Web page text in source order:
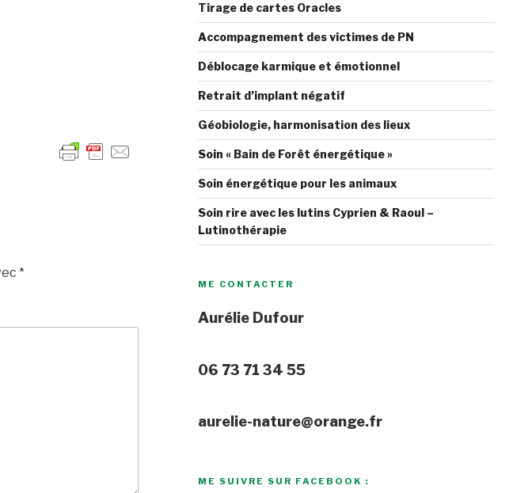
*
Tirage de cartes Oracles
Accompagnement des victimes de PN
Déblocage karmique et émotionnel
Retrait d’implant négatif
Géobiologie, harmonisation des lieux
Soin « Bain de Forêt énergétique »
Soin énergétique pour les animaux
Soin rire avec les lutins Cyprien & Raoul –
Lutinothérapie
ME CONTACTER
Aurélie Dufour
06 73 71 34 55
aurelie-nature@orange.fr
ME SUIVRE SUR FACEBOOK :